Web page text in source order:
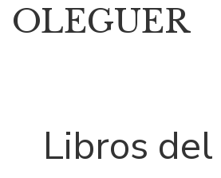
OLEGUER
Libros